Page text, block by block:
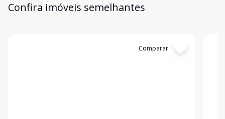
Confira imóveis semelhantes
Comparar